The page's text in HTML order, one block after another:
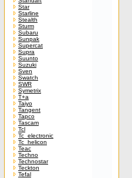
Star
Starline
Stealth
Sturm
Subaru
Sunpak
Supercat
Supra
Suunto
Suzuki
Sven
Swatch
SWR
Symetrix
T+a
Taiyo
Tangent
Tapco
Tascam
Tcl
Tc_electronic
Tc_helicon
Teac
Techno
Technostar
Teckton
Tefal